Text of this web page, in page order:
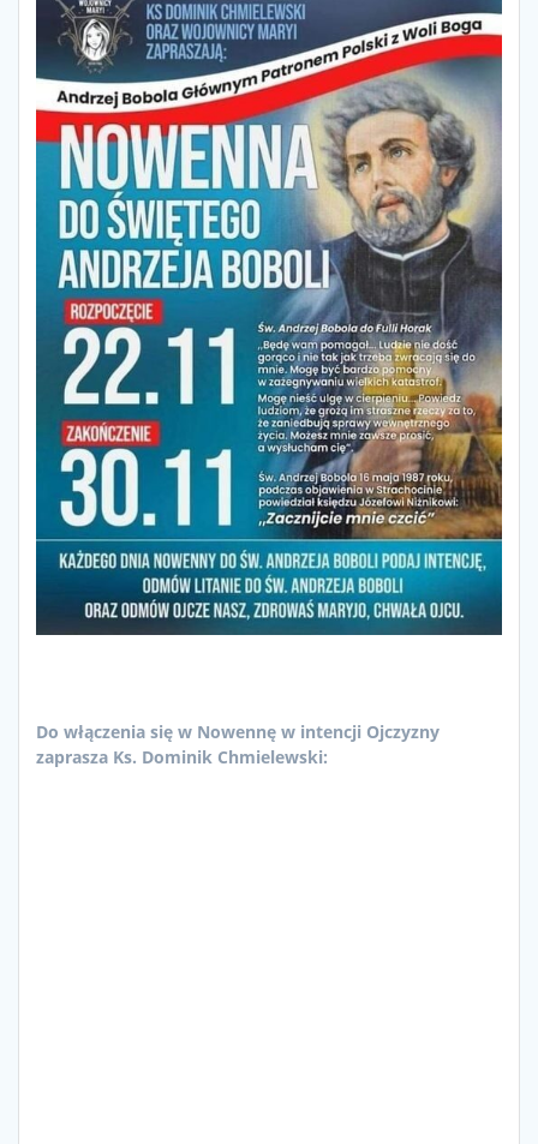
Do włączenia się w Nowennę w intencji Ojczyzny
zaprasza Ks. Dominik Chmielewski: